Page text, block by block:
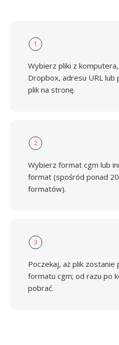
1
Wybierz pliki z
Dropbox, adresu URL
plik na stronę.
2
Wybierz format cgm lub
format (spośród ponad
formatów).
3
Poczekaj, aż plik
formatu cgm; od razu po
pobrać.